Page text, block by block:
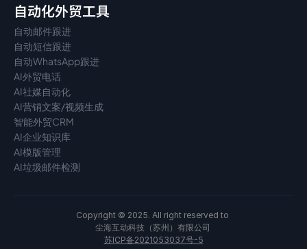
自动化外贸工具
自动邮件跟进
自动短信跟进
自动WhatsApp跟进
AI外贸电话
AI社媒自动化
AI营销文案/视频生成
智能外贸CRM
AI企业知识库
AI模版管理
AI垃圾邮件检测
Copyright © 2025. All right reserved to
尘海互动科技（苏州）有限公司
苏ICP备2021053037号-5